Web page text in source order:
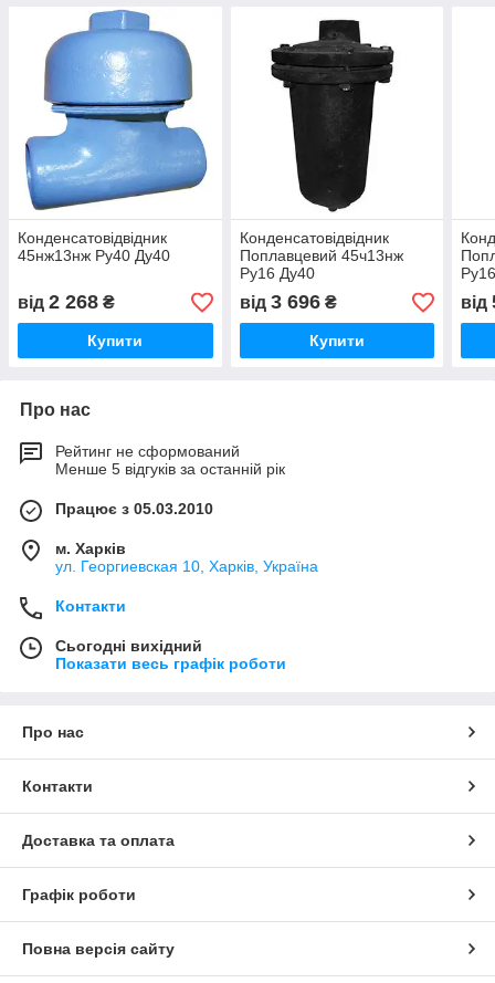
Конденсатовідвідник
45нж13нж Ру40 Ду40
від 2 268 ₴
Купити
Конденсатовідвідник
Поплавцевий 45ч13нж
Ру16 Ду40
від 3 696₴
Купити
від
Про нас
Рейтинг не сформований
Менше 5 відгуків за останній рік
Працює з 05.03.2010
м. Харків
ул. Георгиевская 10, Харків, Україна
Контакти
Сьогодні вихідний
Показати весь графік роботи
Про нас
Контакти
Доставка та оплата
Графік роботи
Повна версія сайту